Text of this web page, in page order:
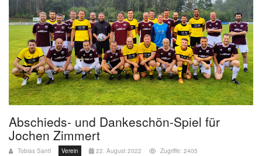
Abschieds- und Dankeschön-Spiel für
Jochen Zimmert
Tobias Santl Verein 22. August 2022 Zugriffe: 2405